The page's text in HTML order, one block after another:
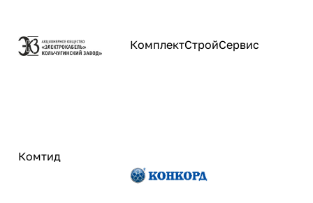
КомплектСтройСервис
Комтид